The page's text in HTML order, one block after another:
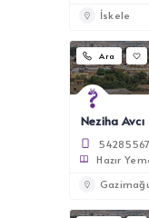
İskele
Ara
Neziha Avcı
Hazır